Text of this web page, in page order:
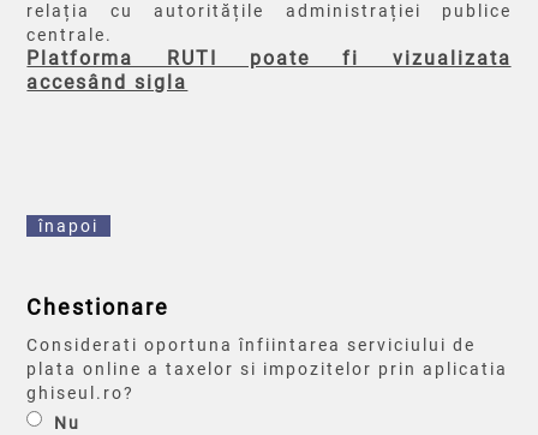
relația cu autoritățile administrației publice
centrale.
Platforma RUTI poate fi vizualizata
accesând sigla
înapoi
Chestionare
Considerati oportuna înfiintarea serviciului de
plata online a taxelor si impozitelor prin aplicatia
ghiseul.ro?
Nu